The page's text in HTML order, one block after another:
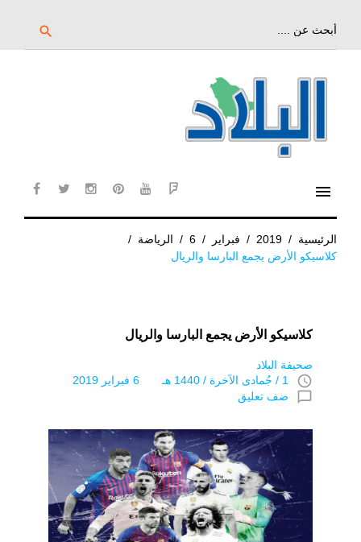
search
menu
الرئيسية /
2019
/ فبراير /
6
/ الرياضة /
كلاسيكو الأرض يجمع البارسا والريال
كلاسيكو الأرض يجمع البارسا والريال
صحيفة البلاد
access_time 1 / جُمادى اﻵخرة / 1440 هـ 6 فبراير 2019
chat_bubble_outline ضف تعليق